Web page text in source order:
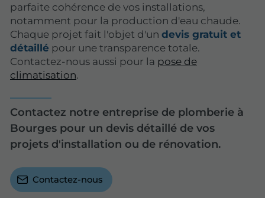
parfaite cohérence de vos installations,
notamment pour la production d'eau chaude.
Chaque projet fait l'objet d'un devis gratuit et
détaillé pour une transparence totale.
Contactez-nous aussi pour la pose de
climatisation.
Contactez notre entreprise de plomberie à
Bourges pour un devis détaillé de vos
projets d'installation ou de rénovation.
Contactez-nous